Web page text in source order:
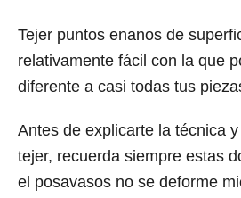
Tejer puntos enanos de
relativamente fácil con la que
diferente a casi todas tus
Antes de explicarte la técnica
tejer, recuerda siempre estas
el posavasos no se deforme